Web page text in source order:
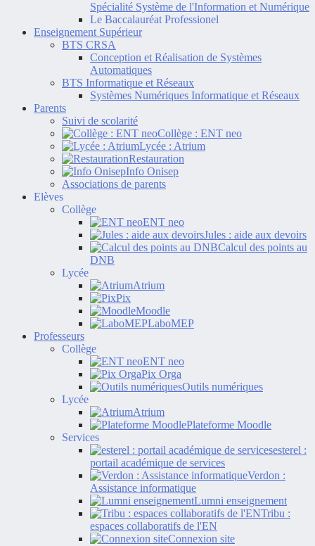
Spécialité Système de l'Information et Numérique
Le Baccalauréat Professionel
Enseignement Supérieur
BTS CRSA
Conception et Réalisation de Systèmes
Automatiques
BTS Informatique et Réseaux
Systèmes Numériques Informatique et Réseaux
Parents
Suivi de scolarité
Collège : ENT neo
Lycée : Atrium
Restauration
Info Onisep
Associations de parents
Elèves
Collège
ENT neo
Jules : aide aux devoirs
Calcul des points au
DNB
Lycée
Atrium
Pix
Moodle
LaboMEP
Professeurs
Collège
ENT neo
Pix Orga
Outils numériques
Lycée
Atrium
Plateforme Moodle
Services
esterel :
portail académique de services
Verdon :
Assistance informatique
Lumni enseignement
Tribu :
espaces collaboratifs de l'EN
Connexion site